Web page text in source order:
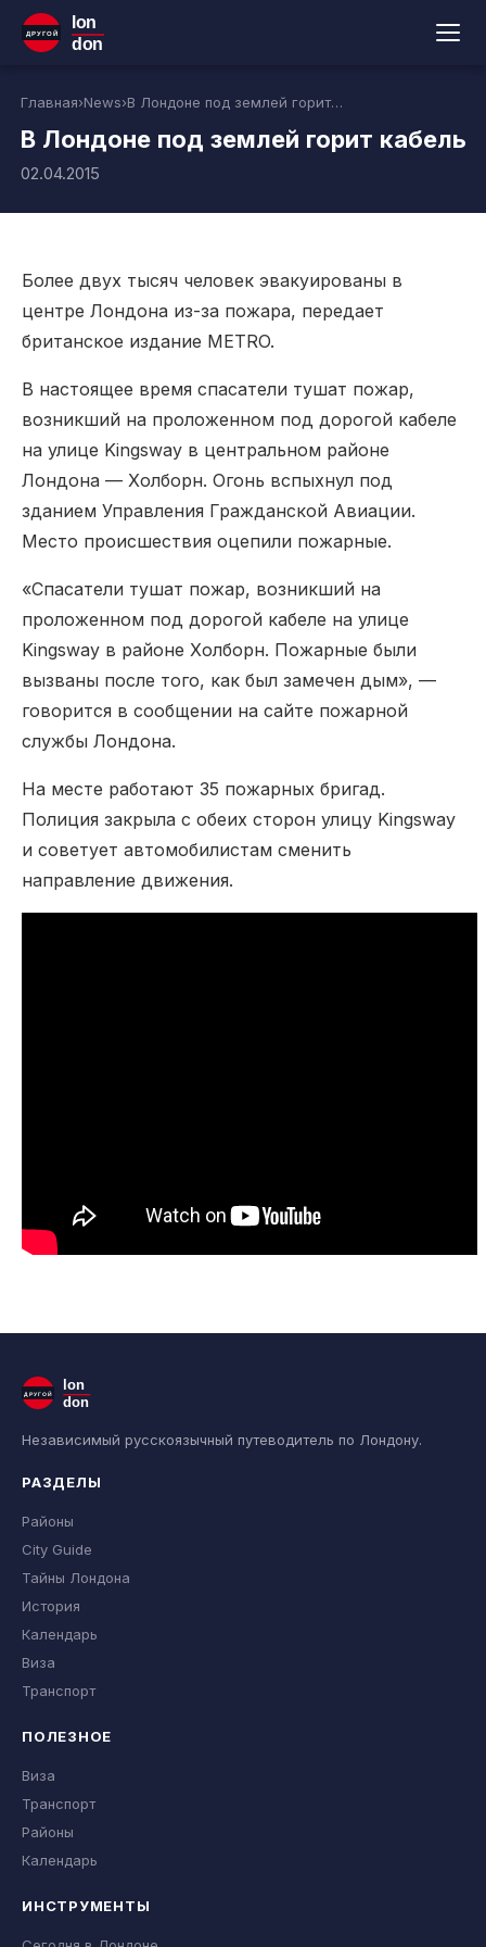
ДРУГОЙ
lon
don
Главная›News› В Лондоне под землей горит кабель
В Лондоне под землей горит кабель
02.04.2015
Более двух тысяч человек эвакуированы в
центре Лондона из-за пожара, передает
британское издание METRO.
В настоящее время спасатели тушат пожар,
возникший на проложенном под дорогой кабеле
на улице Kingsway в центральном районе
Лондона — Холборн. Огонь вспыхнул под
зданием Управления Гражданской Авиации.
Место происшествия оцепили пожарные.
«Спасатели тушат пожар, возникший на
проложенном под дорогой кабеле на улице
Kingsway в районе Холборн. Пожарные были
вызваны после того, как был замечен дым», —
говорится в сообщении на сайте пожарной
службы Лондона.
На месте работают 35 пожарных бригад.
Полиция закрыла с обеих сторон улицу Kingsway
и советует автомобилистам сменить
направление движения.
ДРУГОЙ
lon
don
Независимый русскоязычный путеводитель по Лондону.
РАЗДЕЛЫ
Районы
City Guide
Тайны Лондона
История
Календарь
Виза
Транспорт
ПОЛЕЗНОЕ
Виза
Транспорт
Районы
Календарь
ИНСТРУМЕНТЫ